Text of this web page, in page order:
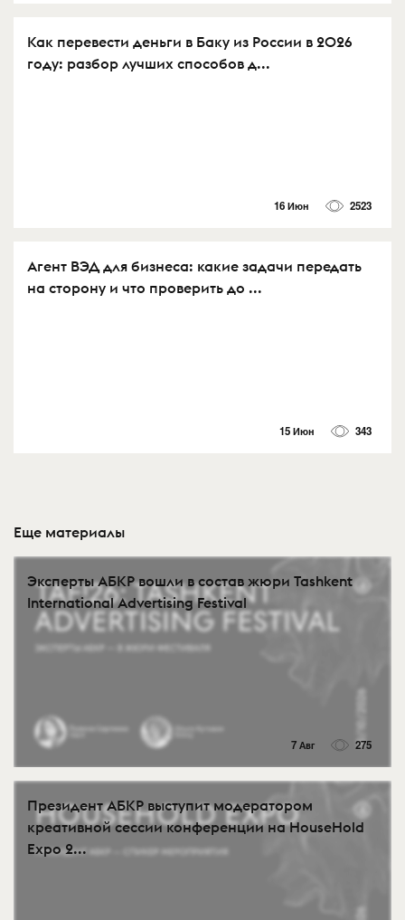
Как перевести деньги в Баку из России в 2026
году: разбор лучших способов д...
16 Июн 2523
Агент ВЭД для бизнеса: какие задачи передать
на сторону и что проверить до ...
15 Июн 343
Еще материалы
Эксперты АБКР вошли в состав жюри Tashkent
International Advertising Festival
7 Авг 275
Президент АБКР выступит модератором
креативной сессии конференции на HouseHold
Expo 2...